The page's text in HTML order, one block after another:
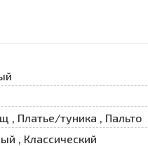
, Платье/туника , Пальто
, Классический